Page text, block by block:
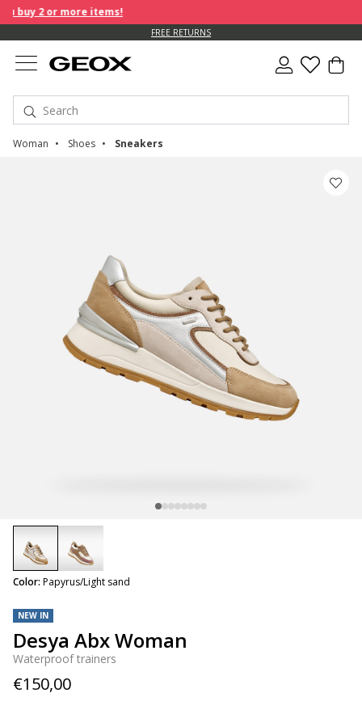
buy 2 or more items!
FREE RETURNS
Woman Shoes Sneakers
NEW IN
Desya Abx Woman
Waterproof trainers
€150,00
Color: Papyrus/Light sand
selected